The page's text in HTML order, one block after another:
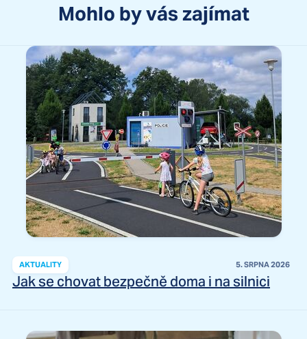
Mohlo by vás zajímat
AKTUALITY 5. SRPNA 2026
Jak se chovat bezpečně doma i na silnici